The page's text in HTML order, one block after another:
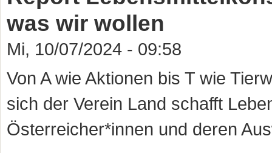
was wir wollen
Mi, 10/07/2024 - 09:58
Von A wie Aktionen bis T wie
sich der Verein Land schafft
Österreicher*innen und deren